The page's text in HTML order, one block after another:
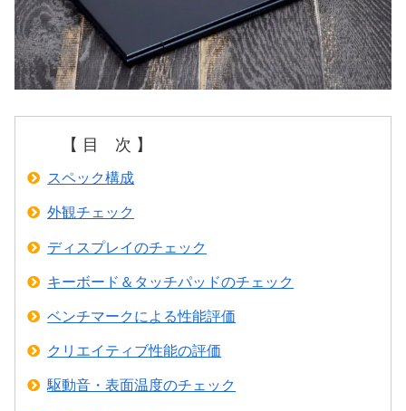
【 目 次 】
スペック構成
外観チェック
ディスプレイのチェック
キーボード＆タッチパッドのチェック
ベンチマークによる性能評価
クリエイティブ性能の評価
駆動音・表面温度のチェック